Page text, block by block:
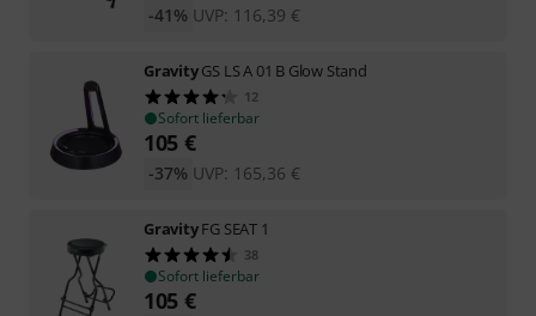
UVP: 116,39 €
-41%
GravityGS LS A 01 B Glow Stand
12
Sofort lieferbar
105 €
UVP: 165,36 €
-37%
GravityFG SEAT 1
38
Sofort lieferbar
105 €